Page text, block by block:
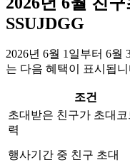
SSUJDGG
2026년 6월 1일부터 6월
는 다음 혜택이 표시됩니
조건
초대받은 친구가 초대코
력
행사기간 중 친구 초대